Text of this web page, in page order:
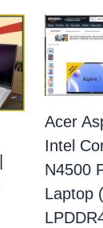
Acer
Intel
N4500
Laptop